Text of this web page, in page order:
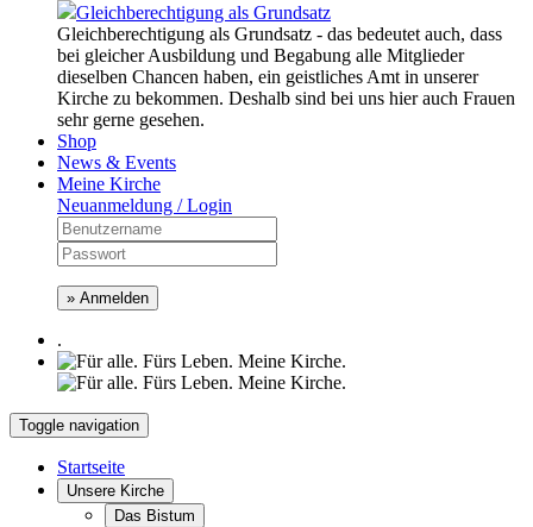
Gleichberechtigung als Grundsatz
Gleichberechtigung als Grundsatz - das bedeutet auch, dass
bei gleicher Ausbildung und Begabung alle Mitglieder
dieselben Chancen haben, ein geistliches Amt in unserer
Kirche zu bekommen. Deshalb sind bei uns hier auch Frauen
sehr gerne gesehen.
Shop
News & Events
Meine Kirche
Neuanmeldung / Login
» Anmelden
.
Toggle navigation
Startseite
Unsere Kirche
Das Bistum